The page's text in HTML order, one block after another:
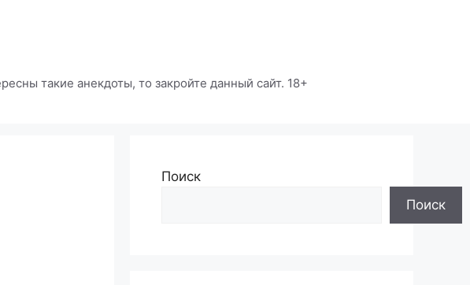
такие анекдоты, то закройте данный сайт. 18+
Поиск
Поиск